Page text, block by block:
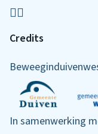
Credits
In samenwerking